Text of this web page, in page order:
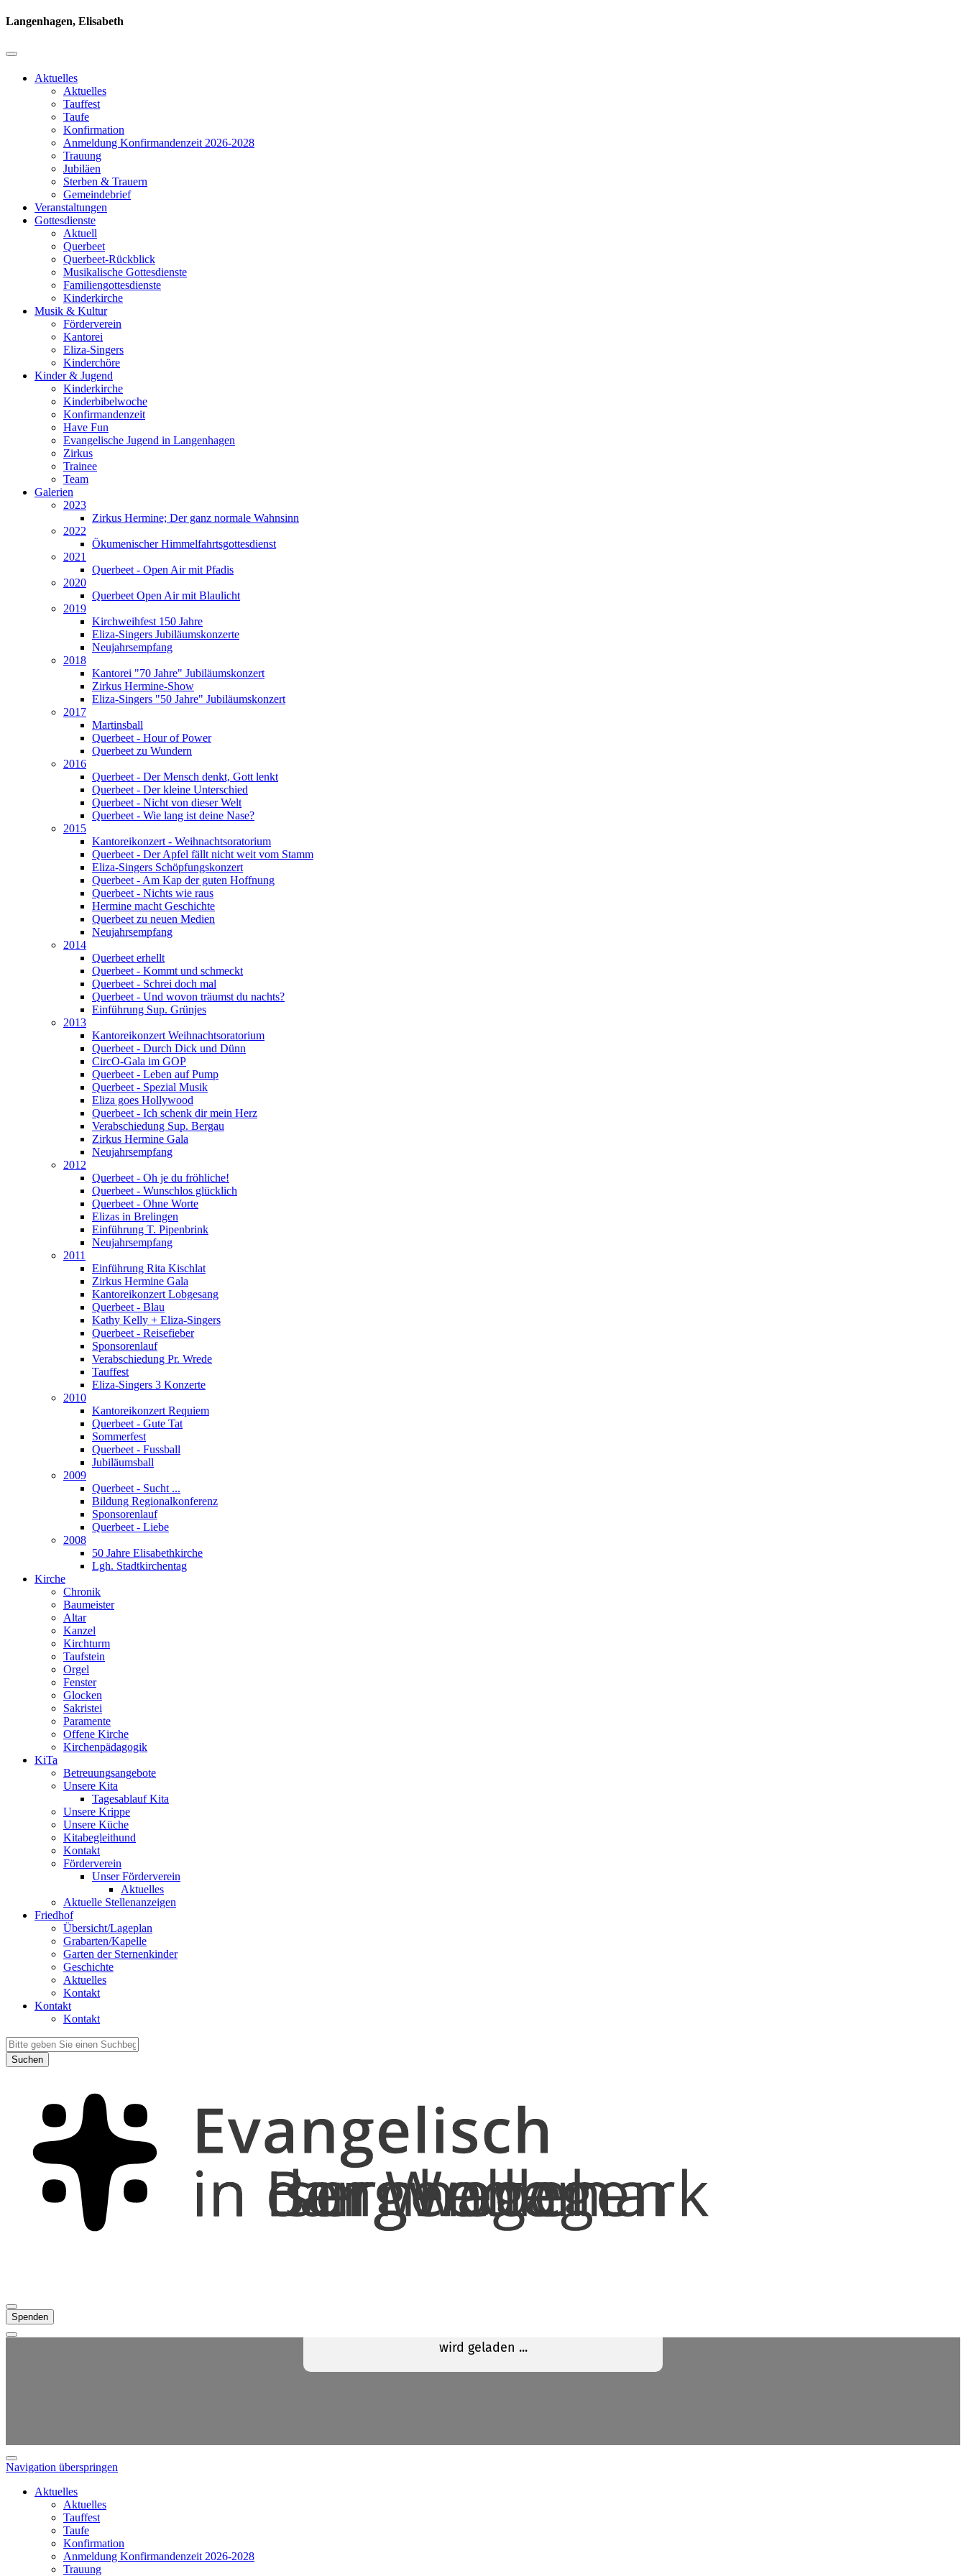
Langenhagen, Elisabeth
Aktuelles
Aktuelles
Tauffest
Taufe
Konfirmation
Anmeldung Konfirmandenzeit 2026-2028
Trauung
Jubiläen
Sterben & Trauern
Gemeindebrief
Veranstaltungen
Gottesdienste
Aktuell
Querbeet
Querbeet-Rückblick
Musikalische Gottesdienste
Familiengottesdienste
Kinderkirche
Musik & Kultur
Förderverein
Kantorei
Eliza-Singers
Kinderchöre
Kinder & Jugend
Kinderkirche
Kinderbibelwoche
Konfirmandenzeit
Have Fun
Evangelische Jugend in Langenhagen
Zirkus
Trainee
Team
Galerien
2023
Zirkus Hermine; Der ganz normale Wahnsinn
2022
Ökumenischer Himmelfahrtsgottesdienst
2021
Querbeet - Open Air mit Pfadis
2020
Querbeet Open Air mit Blaulicht
2019
Kirchweihfest 150 Jahre
Eliza-Singers Jubiläumskonzerte
Neujahrsempfang
2018
Kantorei "70 Jahre" Jubiläumskonzert
Zirkus Hermine-Show
Eliza-Singers "50 Jahre" Jubiläumskonzert
2017
Martinsball
Querbeet - Hour of Power
Querbeet zu Wundern
2016
Querbeet - Der Mensch denkt, Gott lenkt
Querbeet - Der kleine Unterschied
Querbeet - Nicht von dieser Welt
Querbeet - Wie lang ist deine Nase?
2015
Kantoreikonzert - Weihnachtsoratorium
Querbeet - Der Apfel fällt nicht weit vom Stamm
Eliza-Singers Schöpfungskonzert
Querbeet - Am Kap der guten Hoffnung
Querbeet - Nichts wie raus
Hermine macht Geschichte
Querbeet zu neuen Medien
Neujahrsempfang
2014
Querbeet erhellt
Querbeet - Kommt und schmeckt
Querbeet - Schrei doch mal
Querbeet - Und wovon träumst du nachts?
Einführung Sup. Grünjes
2013
Kantoreikonzert Weihnachtsoratorium
Querbeet - Durch Dick und Dünn
CircO-Gala im GOP
Querbeet - Leben auf Pump
Querbeet - Spezial Musik
Eliza goes Hollywood
Querbeet - Ich schenk dir mein Herz
Verabschiedung Sup. Bergau
Zirkus Hermine Gala
Neujahrsempfang
2012
Querbeet - Oh je du fröhliche!
Querbeet - Wunschlos glücklich
Querbeet - Ohne Worte
Elizas in Brelingen
Einführung T. Pipenbrink
Neujahrsempfang
2011
Einführung Rita Kischlat
Zirkus Hermine Gala
Kantoreikonzert Lobgesang
Querbeet - Blau
Kathy Kelly + Eliza-Singers
Querbeet - Reisefieber
Sponsorenlauf
Verabschiedung Pr. Wrede
Tauffest
Eliza-Singers 3 Konzerte
2010
Kantoreikonzert Requiem
Querbeet - Gute Tat
Sommerfest
Querbeet - Fussball
Jubiläumsball
2009
Querbeet - Sucht ...
Bildung Regionalkonferenz
Sponsorenlauf
Querbeet - Liebe
2008
50 Jahre Elisabethkirche
Lgh. Stadtkirchentag
Kirche
Chronik
Baumeister
Altar
Kanzel
Kirchturm
Taufstein
Orgel
Fenster
Glocken
Sakristei
Paramente
Offene Kirche
Kirchenpädagogik
KiTa
Betreuungsangebote
Unsere Kita
Tagesablauf Kita
Unsere Krippe
Unsere Küche
Kitabegleithund
Kontakt
Förderverein
Unser Förderverein
Aktuelles
Aktuelle Stellenanzeigen
Friedhof
Übersicht/Lageplan
Grabarten/Kapelle
Garten der Sternenkinder
Geschichte
Aktuelles
Kontakt
Kontakt
Kontakt
Suchen
Spenden
Navigation überspringen
Aktuelles
Aktuelles
Tauffest
Taufe
Konfirmation
Anmeldung Konfirmandenzeit 2026-2028
Trauung